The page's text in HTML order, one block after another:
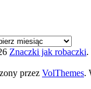
Znaczki jak robaczki.
przez VolThemes.